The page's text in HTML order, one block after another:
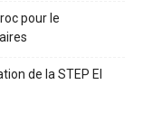
pour le
de la STEP El